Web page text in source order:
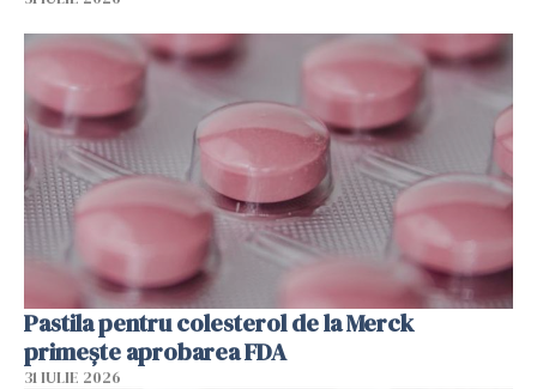
Pastila pentru colesterol de la Merck
primește aprobarea FDA
31 IULIE 2026